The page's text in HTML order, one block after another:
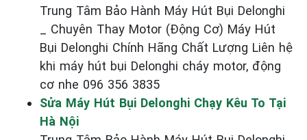
Trung Tâm Bảo Hành Máy Hút Bụi Delonghi
_ Chuyên Thay Motor (Động Cơ) Máy Hút
Bụi Delonghi Chính Hãng Chất Lượng Liên hệ
khi máy hút bụi Delonghi cháy motor, động
cơ nhe 096 356 3835
Sửa Máy Hút Bụi Delonghi Chạy Kêu To Tại
Hà Nội